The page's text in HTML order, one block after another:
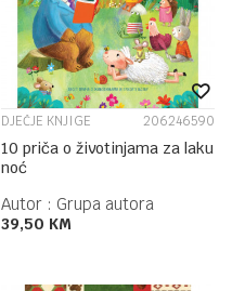
DJEČJE KNJIGE 206246590
10 priča o životinjama za laku
noć
Autor : Grupa autora
39,50 KM